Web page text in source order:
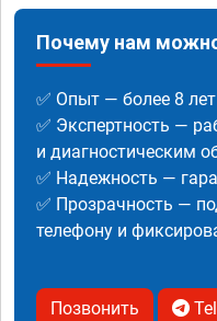
Почему нам
✅ Опыт — более 8
✅ Экспертность —
и диагностическим
✅ Надежность —
✅ Прозрачность —
телефону и
Позвонить